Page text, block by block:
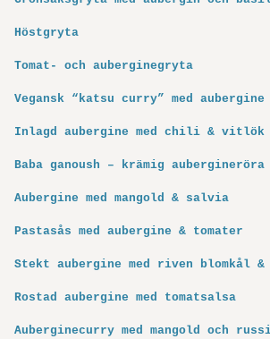
Höstgryta
Tomat- och auberginegryta
Vegansk “katsu curry” med aubergine
Inlagd aubergine med chili & vitlök
Baba ganoush – krämig aubergineröra
Aubergine med mangold & salvia
Pastasås med aubergine & tomater
Stekt aubergine med riven blomkål
Rostad aubergine med tomatsalsa
Auberginecurry med mangold och